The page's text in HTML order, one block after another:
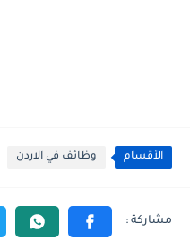
الأقسام وظائف في الاردن